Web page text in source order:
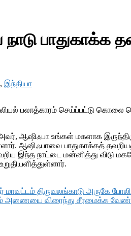
பாதுகாக்க
, இந்தியா
பலாத்காரம் செய்ப்பட்டு
அவர், ஆஷிஃபா உங்கள் மகளாக
ஆஷிஃபாவை பாதுகாக்கத்
இந்த நாட்டை மன்னித்து விடு
மாவட்டம் திருவலங்காடு அருகே
அணையை விரைந்து சீரமைக்க